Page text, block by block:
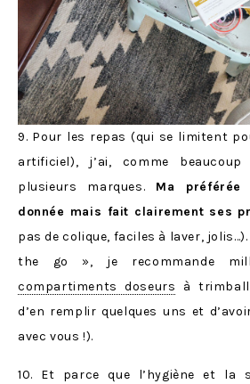
9. Pour les repas (qui se limitent
artificiel), j’ai, comme
plusieurs marques. Ma
donnée mais fait clairement ses
pas de colique, faciles à laver,
the go », je recommande
compartiments doseurs à
d’en remplir quelques uns et
avec vous !).
10. Et parce que l’hygiène et la